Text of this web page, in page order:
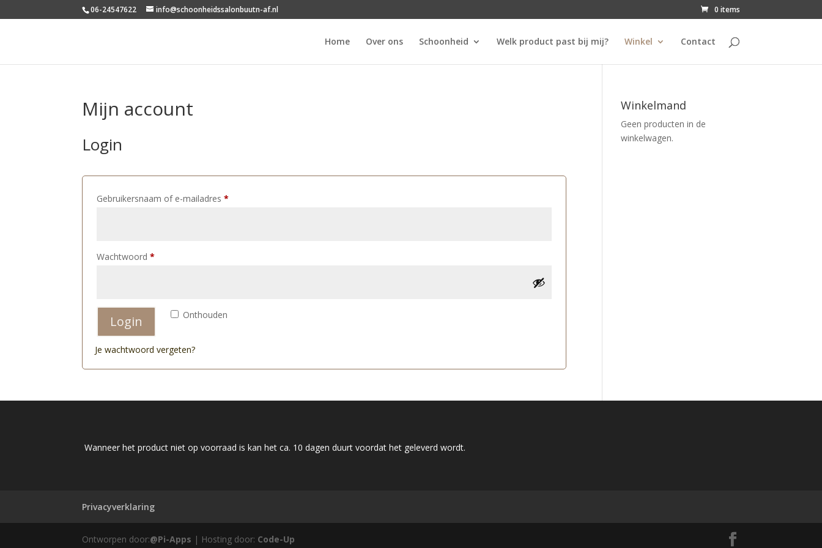
06-24547622 info@schoonheidssalonbuutn-af.nl 0 items
Home Over ons Schoonheid Welk product past bij mij? Winkel Contact
Mijn account
Login
Gebruikersnaam of e-mailadres*
Wachtwoord*
Onthouden
Login
Je wachtwoord vergeten?
Winkelmand
Geen producten in de
winkelwagen.
Wanneer het product niet op voorraad is kan het ca. 10 dagen duurt voordat het geleverd wordt.
Privacyverklaring
Ontworpen door:@Pi-Apps | Hosting door: Code-Up